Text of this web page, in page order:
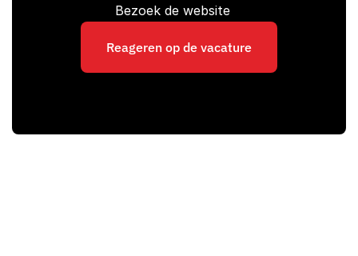
Bezoek de website
Reageren op de vacature